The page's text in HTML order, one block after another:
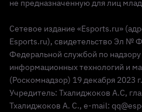
не предназначенную для лиц
Сетевое издание «Esports.ru»
Esports.ru), свидетельство Эл №
Федеральной службой по
информационных технологий и
(Роскомнадзор) 19 декабря 2023 г.
Учредитель: Тхалиджоков А.С,
Тхалиджоков А. С., e-mail: